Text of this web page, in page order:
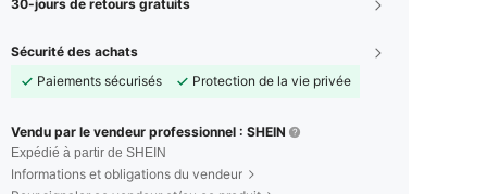
30-jours de retours gratuits
Sécurité des achats
Paiements sécurisés
Protection de la vie privée
Vendu par le vendeur professionnel : SHEIN
Expédié à partir de SHEIN
Informations et obligations du vendeur